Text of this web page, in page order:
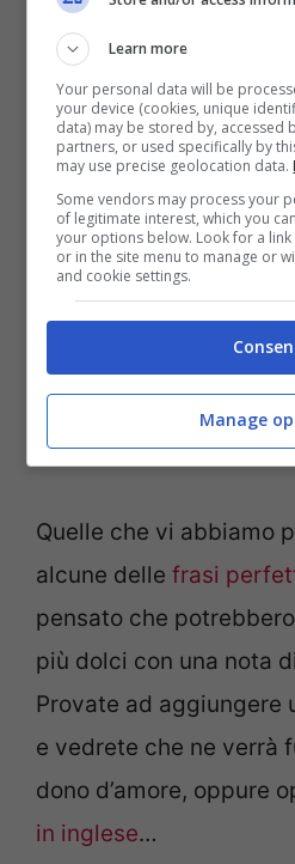
vorrei essere il
con mille occhi
Ti amonon tanto
bensì per ciò che
sono con te
Il vero amore è
ne parlano, ma
lo hanno visto
Rouchefoucauld)
Quelle che vi abbiamo
alcune delle frasi
pensato che
più dolci con una nota
Provate ad aggiungere
e vedrete che ne verrà
dono d’amore, oppure
in inglese…
Learn more
Your personal data will be
your device (cookies, unique
data) may be stored by, accessed
partners, or used specifically by
may use precise geolocation data.
Some vendors may process your
of legitimate interest, which you
your options below. Look for a
or in the site menu to manage or
and cookie settings.
Manage